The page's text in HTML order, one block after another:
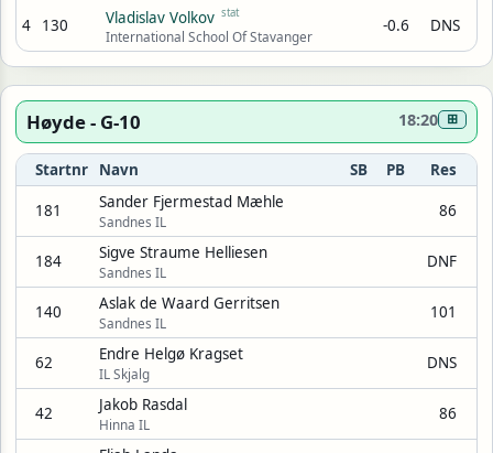
4 130 Vladislav Volkov stat
International School Of Stavanger
-0.6 DNS
Høyde - G-10 18:20 ⊞
Startnr Navn SB PB Res
181 Sander Fjermestad Mæhle
Sandnes IL
86
184 Sigve Straume Helliesen
Sandnes IL
DNF
140 Aslak de Waard Gerritsen
Sandnes IL
101
62 Endre Helgø Kragset
IL Skjalg
DNS
42 Jakob Rasdal
Hinna IL
86